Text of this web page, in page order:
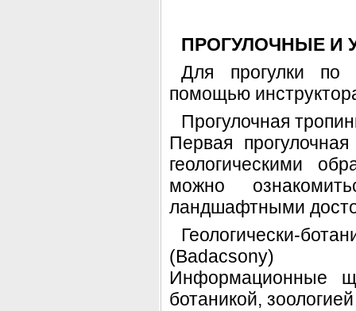
ПРОГУЛОЧНЫЕ И
Для прогулки по
помощью
Прогулочная
Первая
геологическими
можно
ландшафтными
Геологически-
(Badacsony)
Информационные
ботаникой,